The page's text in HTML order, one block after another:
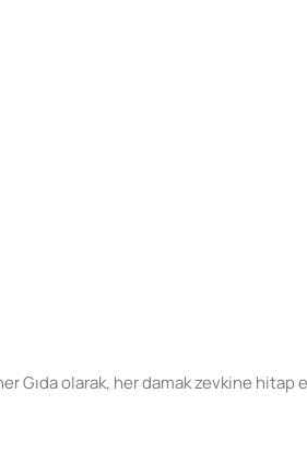
Gıda olarak, her damak zevkine